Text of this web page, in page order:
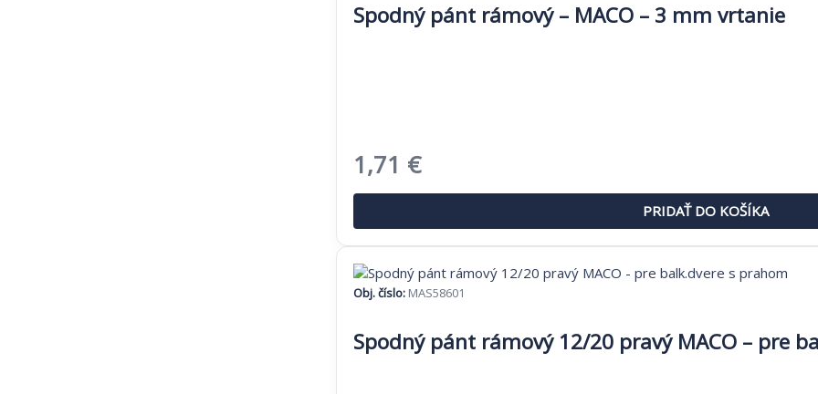
Spodný pánt rámový – MACO – 3 mm vrtanie
Pôvodná
cena
bola:
2,63 €.
1,71 €Aktuálna
cena
je:
1,71 €.
PRIDAŤ DO KOŠÍKA
Obj. číslo: MAS58601
Spodný pánt rámový 12/20 pravý MACO – pre